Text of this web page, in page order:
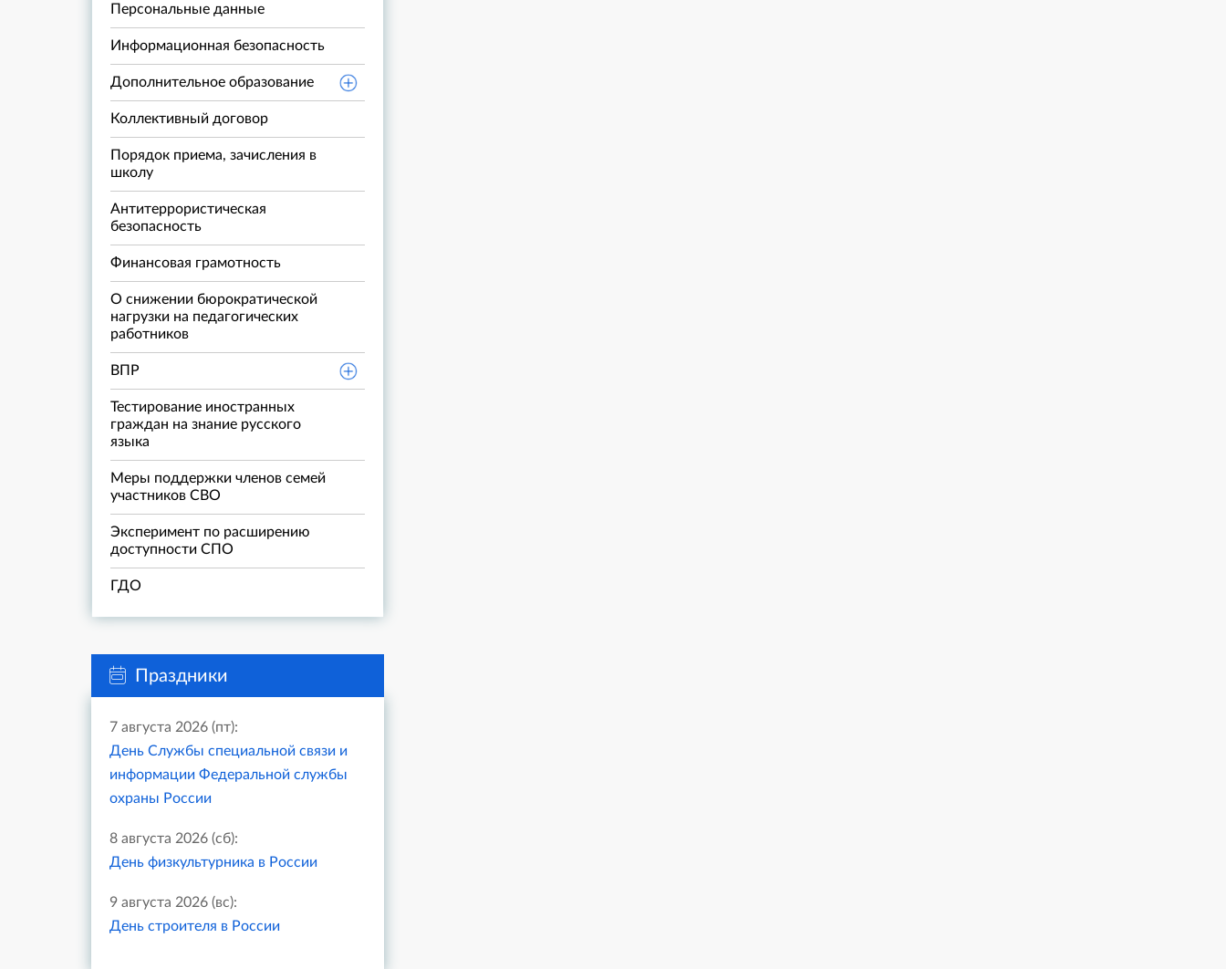
Персональные данные
Информационная безопасность
Дополнительное образование
Коллективный договор
Порядок приема, зачисления в
школу
Антитеррористическая
безопасность
Финансовая грамотность
О снижении бюрократической
нагрузки на педагогических
работников
ВПР
Тестирование иностранных
граждан на знание русского
языка
Меры поддержки членов семей
участников СВО
Эксперимент по расширению
доступности СПО
ГДО
Праздники
7 августа 2026 (пт):
День Службы специальной связи и
информации Федеральной службы
охраны России
8 августа 2026 (сб):
День физкультурника в России
9 августа 2026 (вс):
День строителя в России